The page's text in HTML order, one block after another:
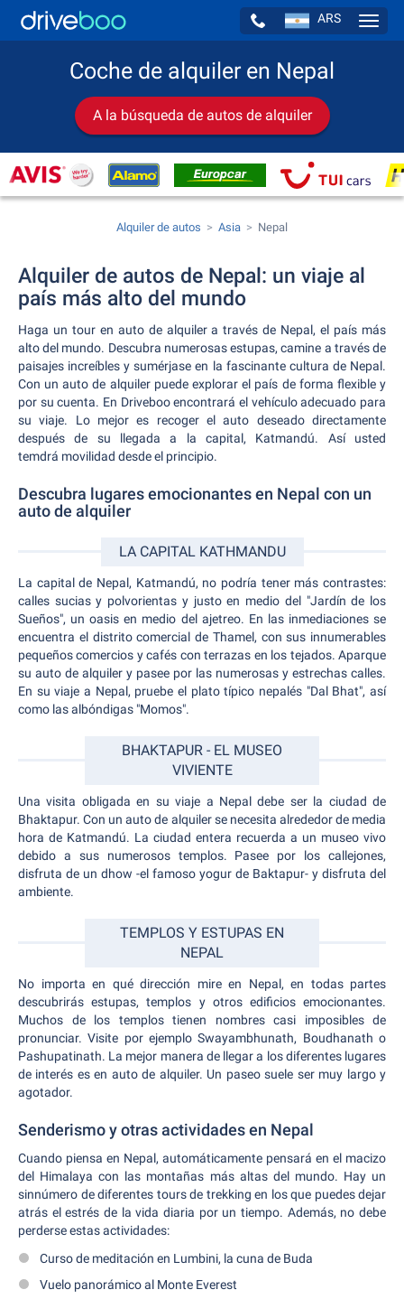
ARS
Coche de alquiler en Nepal
A la búsqueda de autos de alquiler
Alquiler de autos Asia Nepal
Alquiler de autos de Nepal: un viaje al
país más alto del mundo
Haga un tour en auto de alquiler a través de Nepal, el país más
alto del mundo. Descubra numerosas estupas, camine a través de
paisajes increíbles y sumérjase en la fascinante cultura de Nepal.
Con un auto de alquiler puede explorar el país de forma flexible y
por su cuenta. En Driveboo encontrará el vehículo adecuado para
su viaje. Lo mejor es recoger el auto deseado directamente
después de su llegada a la capital, Katmandú. Así usted
temdrá movilidad desde el principio.
Descubra lugares emocionantes en Nepal con un
auto de alquiler
LA CAPITAL KATHMANDU
La capital de Nepal, Katmandú, no podría tener más contrastes:
calles sucias y polvorientas y justo en medio del "Jardín de los
Sueños", un oasis en medio del ajetreo. En las inmediaciones se
encuentra el distrito comercial de Thamel, con sus innumerables
pequeños comercios y cafés con terrazas en los tejados. Aparque
su auto de alquiler y pasee por las numerosas y estrechas calles.
En su viaje a Nepal, pruebe el plato típico nepalés "Dal Bhat", así
como las albóndigas "Momos".
BHAKTAPUR - EL MUSEO
VIVIENTE
Una visita obligada en su viaje a Nepal debe ser la ciudad de
Bhaktapur. Con un auto de alquiler se necesita alrededor de media
hora de Katmandú. La ciudad entera recuerda a un museo vivo
debido a sus numerosos templos. Pasee por los callejones,
disfruta de un dhow -el famoso yogur de Baktapur- y disfruta del
ambiente.
TEMPLOS Y ESTUPAS EN
NEPAL
No importa en qué dirección mire en Nepal, en todas partes
descubrirás estupas, templos y otros edificios emocionantes.
Muchos de los templos tienen nombres casi imposibles de
pronunciar. Visite por ejemplo Swayambhunath, Boudhanath o
Pashupatinath. La mejor manera de llegar a los diferentes lugares
de interés es en auto de alquiler. Un paseo suele ser muy largo y
agotador.
Senderismo y otras actividades en Nepal
Cuando piensa en Nepal, automáticamente pensará en el macizo
del Himalaya con las montañas más altas del mundo. Hay un
sinnúmero de diferentes tours de trekking en los que puedes dejar
atrás el estrés de la vida diaria por un tiempo. Además, no debe
perderse estas actividades:
Curso de meditación en Lumbini, la cuna de Buda
Vuelo panorámico al Monte Everest